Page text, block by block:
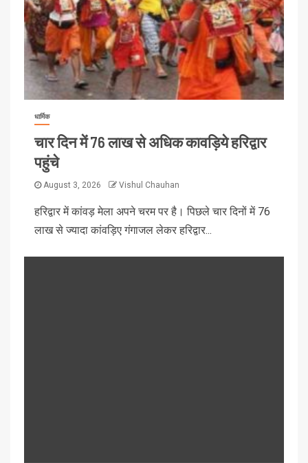
धार्मिक
चार दिन में 76 लाख से अधिक कावड़िये हरिद्वार
पहुंचे
August 3, 2026 Vishul Chauhan
हरिद्वार में कांवड़ मेला अपने चरम पर है। पिछले चार दिनों में 76
लाख से ज्यादा कांवड़िए गंगाजल लेकर हरिद्वार...